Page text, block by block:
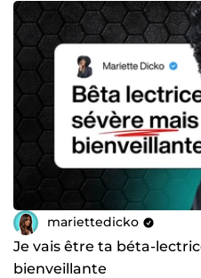
mariettedicko
Je vais être ta béta-
bienveillante